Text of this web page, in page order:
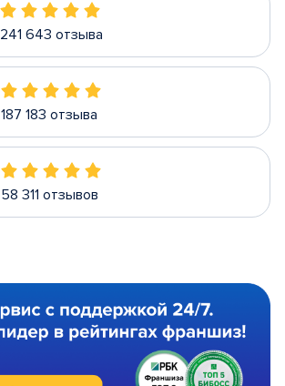
241 643 отзыва
187 183 отзыва
58 311 отзывов